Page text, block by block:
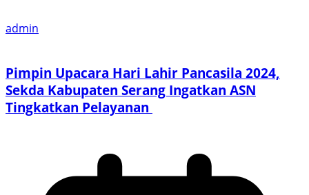
admin
Pimpin Upacara Hari Lahir Pancasila 2024,
Sekda Kabupaten Serang Ingatkan ASN
Tingkatkan Pelayanan